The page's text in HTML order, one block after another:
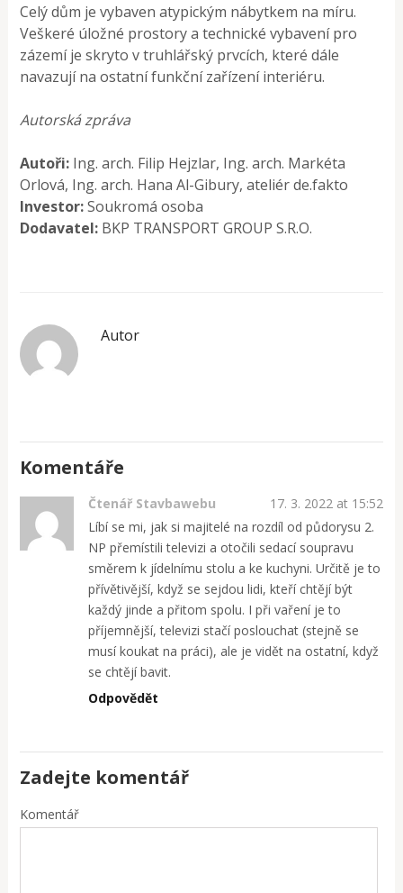
Celý dům je vybaven atypickým nábytkem na míru.
Veškeré úložné prostory a technické vybavení pro
zázemí je skryto v truhlářský prvcích, které dále
navazují na ostatní funkční zařízení interiéru.
Autorská zpráva
Autoři: Ing. arch. Filip Hejzlar, Ing. arch. Markéta
Orlová, Ing. arch. Hana Al-Gibury, ateliér de.fakto
Investor:Soukromá osoba
Dodavatel: BKP TRANSPORT GROUP S.R.O.
Autor
Komentáře
Čtenář Stavbawebu
17. 3. 2022 at 15:52
Líbí se mi, jak si majitelé na rozdíl od půdorysu 2.
NP přemístili televizi a otočili sedací soupravu
směrem k jídelnímu stolu a ke kuchyni. Určitě je to
přívětivější, když se sejdou lidi, kteří chtějí být
každý jinde a přitom spolu. I při vaření je to
příjemnější, televizi stačí poslouchat (stejně se
musí koukat na práci), ale je vidět na ostatní, když
se chtějí bavit.
Odpovědět
Zadejte komentář
Komentář